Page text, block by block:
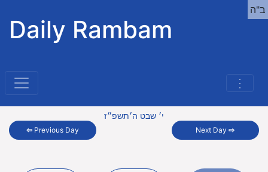
Daily Rambam
⋮
ב"ה
⇦ Previous Day
י׳ שבט ה׳תשפ״ז
Next Day⇨